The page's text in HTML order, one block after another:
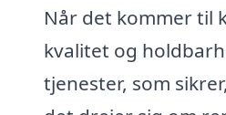
Når det kommer til
kvalitet og
tjenester, som